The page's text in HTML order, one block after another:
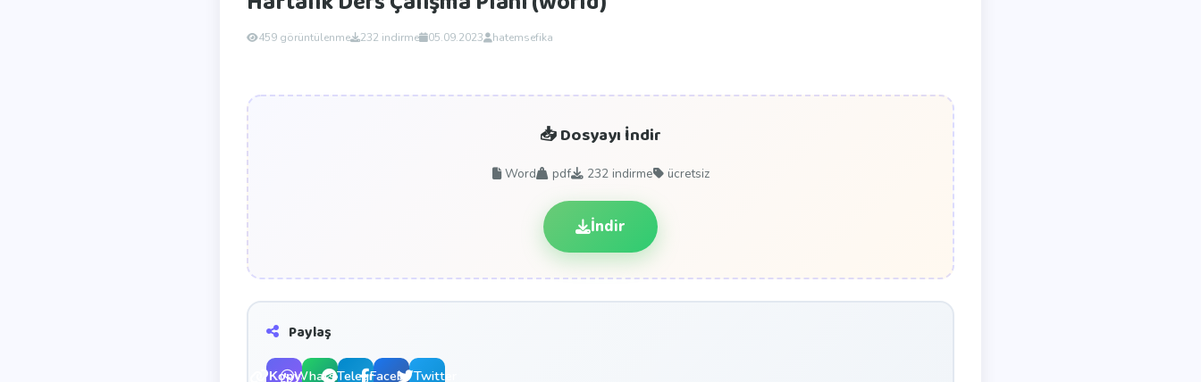
459 görüntülenme 232 indirme 05.09.2023 hatemsefika
📥 Dosyayı İndir
Word pdf 232indirme ücretsiz
İndir
Paylaş
KopyalaWhatsAppTelegramFacebookTwitter